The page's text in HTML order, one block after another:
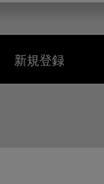
新規登録